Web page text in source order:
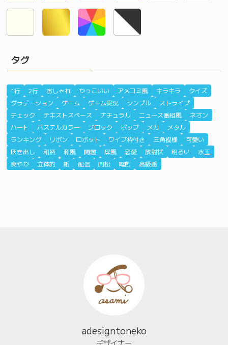
タグ
1行 2行 おしゃれ かっこいい アメコミ風 キラキラ
クイズ
グラデーション
ゲーム ゲーム実況 シンプル
ストライプ
チェック
テキストスペース ナチュラル ニュース番組風
ネオン
ハート
パステルカラー ブロック ポップ メカ
メタル
ランキング
リボン ロボット ワイプ枠付き 三角模様
可愛い
吹き出し
和柄 和風 問題 屏風 恋愛 放射状 明るい
水玉
爽やか
立体的 紙 配信 門松 電飾 高級感
adesigntoneko
デザイナー